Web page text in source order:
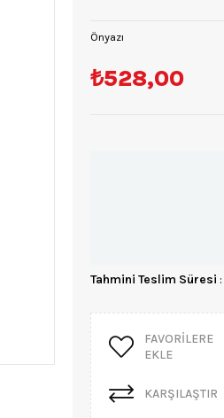
Önyazı
₺528,00
Tahmini Teslim Süresi :
FAVORILERE
EKLE
KARŞILAŞTIR